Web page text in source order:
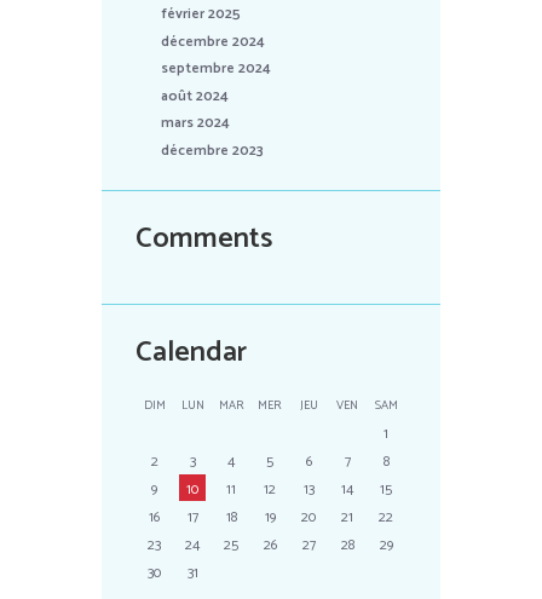
février 2025
décembre 2024
septembre 2024
août 2024
mars 2024
décembre 2023
Comments
Calendar
DIM LUN MAR MER JEU VEN SAM
1
2
3 4 5 6 7
8
9
10 11 12 13 14
15
16
17 18 19 20 21
22
23
24 25 26 27 28
29
30
31